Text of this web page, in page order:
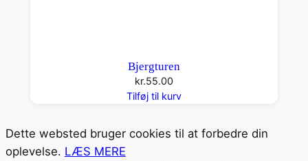
Bjergturen
kr.55.00
Tilføj til kurv
Dette websted bruger cookies til at forbedre din
oplevelse. LÆS MERE